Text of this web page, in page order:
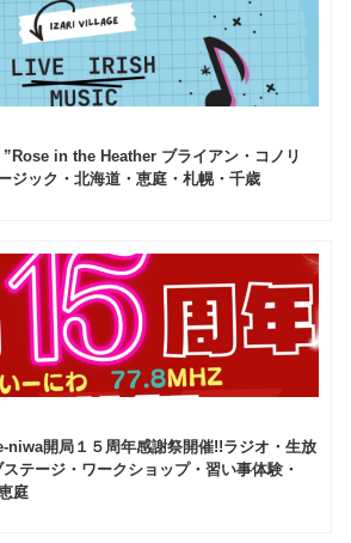
”Rose in the Heather ブライアン・コノリ
ジック・北海道・恵庭・札幌・千歳
niwa開局１５周年感謝祭開催!!ラジオ・生放
テージ・ワークショップ・習い事体験・
庭